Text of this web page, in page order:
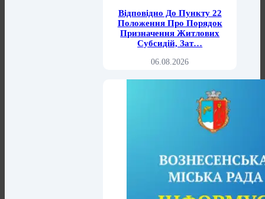
Відповідно До Пункту 22
Положення Про Порядок
Призначення Житлових
Субсидій, Зат…
06.08.2026